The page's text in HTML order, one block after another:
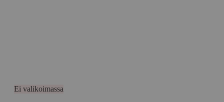
Ei valikoimassa